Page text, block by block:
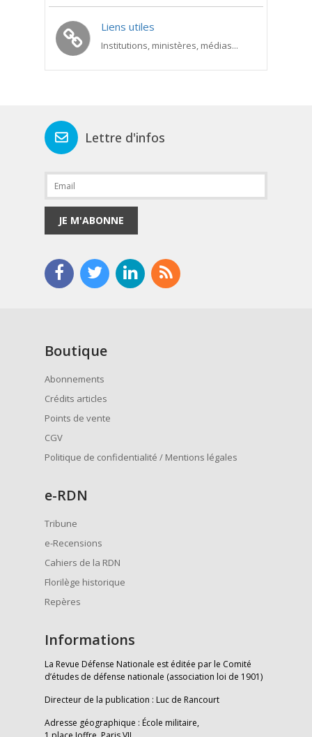
Liens utiles
Institutions, ministères, médias...
Lettre d'infos
JE M'ABONNE
Boutique
Abonnements
Crédits articles
Points de vente
CGV
Politique de confidentialité / Mentions légales
e-RDN
Tribune
e-Recensions
Cahiers de la RDN
Florilège historique
Repères
Informations
La Revue Défense Nationale est éditée par le Comité
d’études de défense nationale (association loi de 1901)
Directeur de la publication : Luc de Rancourt
Adresse géographique : École militaire,